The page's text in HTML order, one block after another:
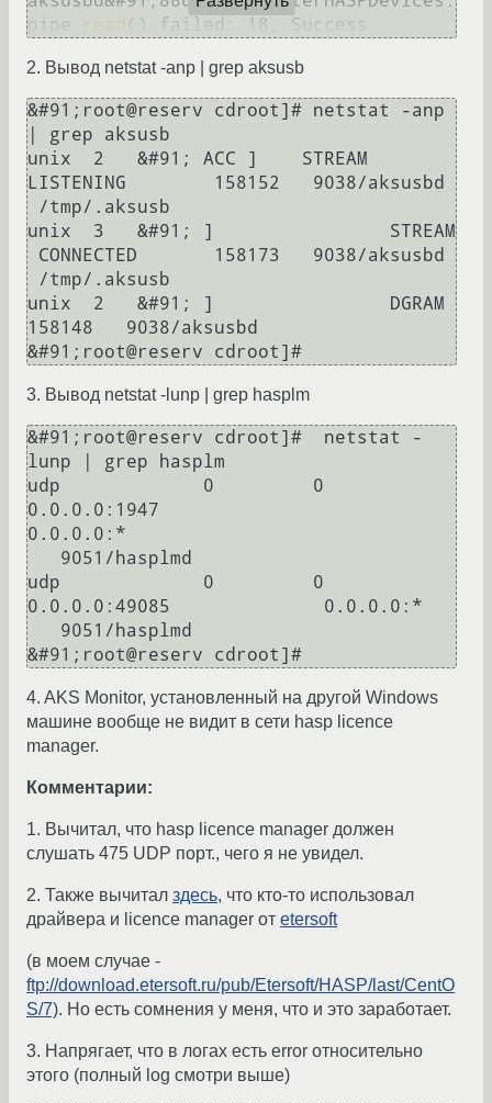
pipe
read () failed: 18, Success
2. Вывод netstat -anp | grep aksusb
&#91;root@reserv cdroot]# netstat -anp
| grep aksusb
unix  2	  &#91; ACC ]	 STREAM
LISTENING	 158152   9038/aksusbd
/tmp/.aksusb
unix  3	  &#91; ]		 STREAM
CONNECTED	 158173   9038/aksusbd
/tmp/.aksusb
unix  2	  &#91; ]		 DGRAM
158148   9038/aksusbd
&#91;root@reserv cdroot]#
3. Вывод netstat -lunp | grep hasplm
&#91;root@reserv cdroot]#  netstat -
lunp | grep hasplm
udp		0	  0
0.0.0.0:1947
0.0.0.0:*
   9051/hasplmd
udp		0	  0
0.0.0.0:49085		   0.0.0.0:*
   9051/hasplmd
&#91;root@reserv cdroot]#
4. AKS Monitor, установленный на другой Windows
машине вообще не видит в сети hasp licence
manager.
Комментарии:
1. Вычитал, что hasp licence manager должен
слушать 475 UDP порт., чего я не увидел.
2. Также вычитал здесь, что кто-то использовал
драйвера и licence manager от etersoft
(в моем случае -
ftp://download.etersoft.ru/pub/Etersoft/HASP/last/CentO
S/7). Но есть сомнения у меня, что и это заработает.
3. Напрягает, что в логах есть error относительно
этого (полный log смотри выше)